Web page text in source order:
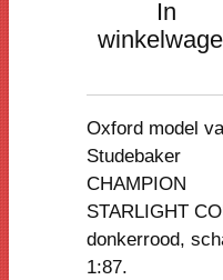
In
Oxford model
Studebaker
CHAMPION
STARLIGHT
donkerrood,
1:87.